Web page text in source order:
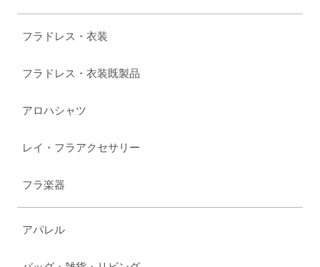
フラドレス・衣装
フラドレス・衣装既製品
アロハシャツ
レイ・フラアクセサリー
フラ楽器
アパレル